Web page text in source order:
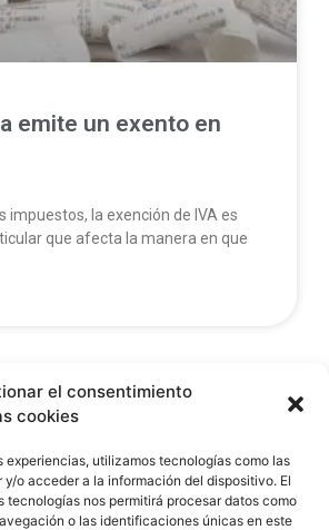
el consentimiento
cookies
experiencias, utilizamos tecnologías como las
o acceder a la información del dispositivo. El
tecnologías nos permitirá procesar datos como
o las identificaciones únicas en este
emite un exento en
impuestos, la exención de IVA es
que afecta la manera en que